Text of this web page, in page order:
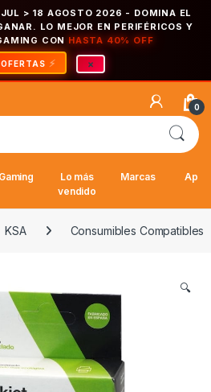
> 18 AGOSTO 2026 - DOMINA EL
LO MEJOR EN PERIFÉRICOS Y
CON HASTA 40% OFF
OFERTAS ×
0
Gaming
Lo más
vendido
Marcas
KSA Consumibles Compatibles
🔍